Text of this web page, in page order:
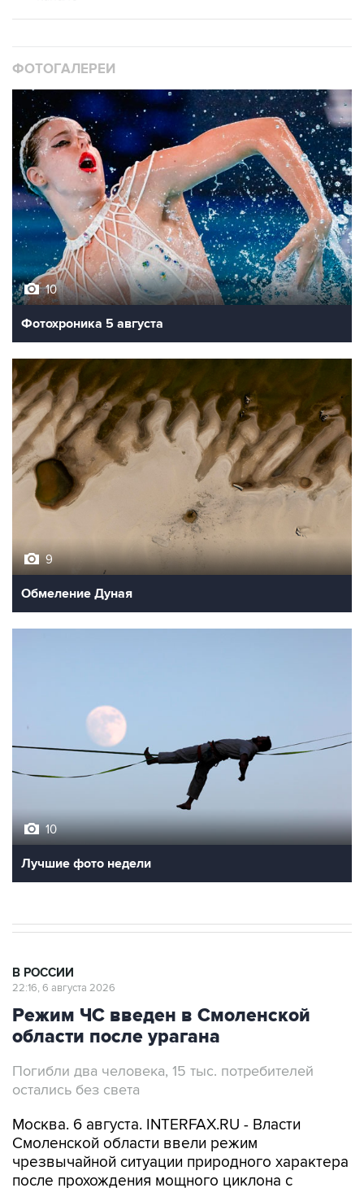
ФОТОГАЛЕРЕИ
10
Фотохроника 5 августа
9
Обмеление Дуная
10
Лучшие фото недели
В РОССИИ
22:16, 6 августа 2026
Режим ЧС введен в Смоленской
области после урагана
Погибли два человека, 15 тыс. потребителей
остались без света
Москва. 6 августа. INTERFAX.RU - Власти
Смоленской области ввели режим
чрезвычайной ситуации природного характера
после прохождения мощного циклона с